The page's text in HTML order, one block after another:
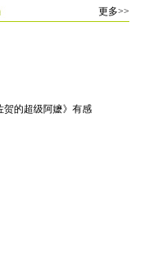
更多>>
的超级阿嬷》有感